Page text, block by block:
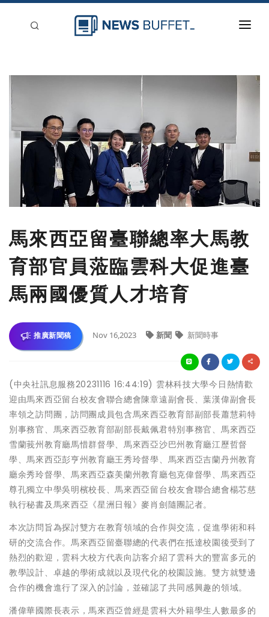
刊登
馬來西亞留臺聯總率大馬教
育部官員蒞臨雲科大促進臺
馬兩國優質人才培育
推廣新聞稿 Nov 16,2023 新聞 新聞時事
(中央社訊息服務20231116 16:44:19) 雲林科技大學今日熱情歡
迎由馬來西亞留台校友會聯合總會陳章遠副會長、葉漢偉副會長
率領之訪問團，訪問團成員包含馬來西亞教育部副部長蕭慧莉特
別事務官、馬來西亞教育部副部長戴佩君特別事務官、馬來西亞
雪蘭莪州教育廳馬惜群督學、馬來西亞沙巴州教育廳江歷哲督
學、馬來西亞彭亨州教育廳王秀玲督學、馬來西亞吉蘭丹州教育
廳余秀玲督學、馬來西亞森美蘭州教育廳包克偉督學、馬來西亞
尊孔獨立中學吳明檳校長、馬來西亞留台校友會聯合總會楊芯慈
執行秘書及馬來西亞《星洲日報》麥肖劍隨團記者。
本次訪問旨為探討雙方在教育領域的合作與交流，促進學術和科
研的交流合作。馬來西亞留臺聯總的代表們在抵達校園後受到了
熱烈的歡迎，雲科大校方代表向訪客介紹了雲科大的豐富多元的
教學設計、卓越的學術成就以及現代化的校園設施。雙方就雙邊
合作的機會進行了深入的討論，並確認了共同感興趣的領域。
潘偉華國際長表示，馬來西亞曾經是雲科大外籍學生人數最多的